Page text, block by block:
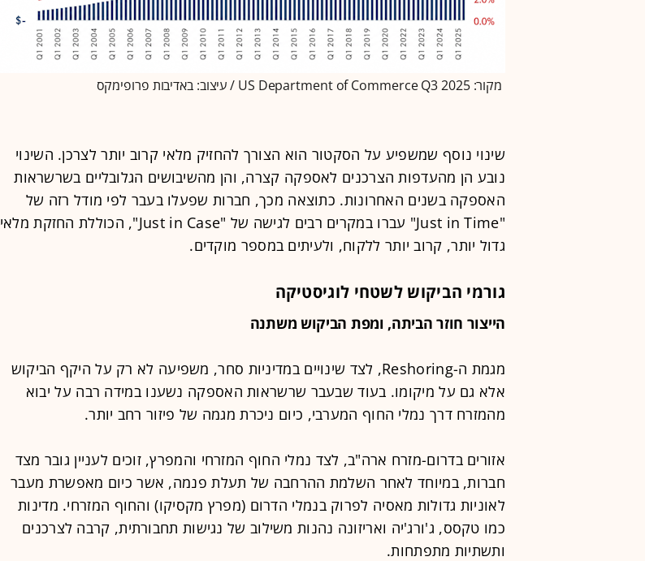
מקור: US Department of Commerce Q3 2025 / עיצוב: באדיבות פרופימקס
שינוי נוסף שמשפיע על הסקטור הוא הצורך להחזיק מלאי קרוב יותר לצרכן. השינוי
נובע הן מהעדפות הצרכנים לאספקה קצרה, והן מהשיבושים הגלובליים בשרשראות
האספקה בשנים האחרונות. כתוצאה מכך, חברות שפעלו בעבר לפי מודל רזה של
"Just in Time" עברו במקרים רבים לגישה של "Just in Case", הכוללת החזקת מלאי
גדול יותר, קרוב יותר ללקוח, ולעיתים במספר מוקדים.
גורמי הביקוש לשטחי לוגיסטיקה
הייצור חוזר הביתה, ומפת הביקוש משתנה
מגמת ה-Reshoring, לצד שינויים במדיניות סחר, משפיעה לא רק על היקף הביקוש
אלא גם על מיקומו. בעוד שבעבר שרשראות האספקה נשענו במידה רבה על יבוא
מהמזרח דרך נמלי החוף המערבי, כיום ניכרת מגמה של פיזור רחב יותר.
אזורים בדרום-מזרח ארה"ב, לצד נמלי החוף המזרחי והמפרץ, זוכים לעניין גובר מצד
חברות, במיוחד לאחר השלמת ההרחבה של תעלת פנמה, אשר כיום מאפשרת מעבר
לאוניות גדולות מאסיה לפרוק בנמלי הדרום (מפרץ מקסיקו) והחוף המזרחי. מדינות
כמו טקסס, ג'ורג'יה ואריזונה נהנות משילוב של נגישות תחבורתית, קרבה לצרכנים
ותשתיות מתפתחות.